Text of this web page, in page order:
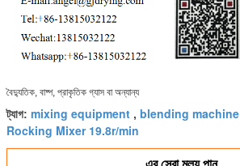
বৈদ্যুতিক, বাষ্প, প্রাকৃতিক গ্যাস বা অন্যান্য
ট্যাগ: mixing equipment , blending machine
Rocking Mixer 19.8r/min